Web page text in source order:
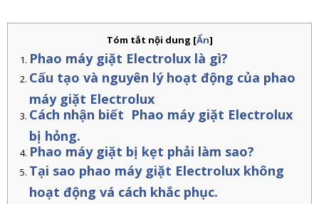
Tóm tắt nội dung [Ẩn]
Phao máy giặt Electrolux là gì?
Cấu tạo và nguyên lý hoạt động của phao
máy giặt Electrolux
Cách nhận biết Phao máy giặt Electrolux
bị hỏng.
Phao máy giặt bị kẹt phải làm sao?
Tại sao phao máy giặt Electrolux không
hoạt động vá cách khắc phục.